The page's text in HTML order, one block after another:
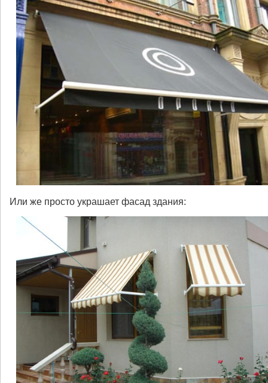
Или же просто украшает фасад здания: